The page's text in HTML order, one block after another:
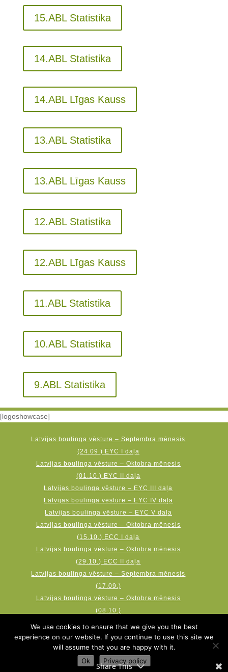
15.ABL Statistika
14.ABL Statistika
14.ABL Līgas Kauss
13.ABL Statistika
13.ABL Līgas Kauss
12.ABL Statistika
12.ABL Līgas Kauss
11.ABL Statistika
10.ABL Statistika
9.ABL Statistika
[logoshowcase]
Latvijas boulinga vēsture – Septembra mēnesis
(24.09.) EYC I daļa
Latvijas boulinga vēsture – Oktobra mēnesis
(01.10.) EYC II daļa
Latvijas boulinga vēsture – EYC III daļa
Latvijas boulinga vēsture – EYC IV daļa
Latvijas boulinga vēsture – EYC V daļa
Latvijas boulinga vēsture – Oktobra mēnesis
(15.10.) ECC I daļa
Latvijas boulinga vēsture – Oktobra mēnesis
(29.10.) ECC II daļa
Latvijas boulinga vēsture – Septembra mēnesis
(17.09.)
Latvijas boulinga vēsture – Oktobra mēnesis
(08.10.)
Latvijas boulinga vēsture – Novembra mēnesis
(19.11.) AMF Qubica World Cup
Share This
We use cookies to ensure that we give you the best
experience on our website. If you continue to use this site we
will assume that you are happy with it.
Ok
Privacy policy